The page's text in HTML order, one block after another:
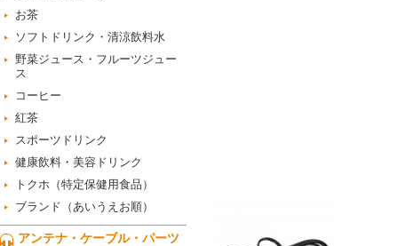
お茶
ソフトドリンク・清涼飲料水
野菜ジュース・フルーツジュー
ス
コーヒー
紅茶
スポーツドリンク
健康飲料・美容ドリンク
トクホ（特定保健用食品）
ブランド（あいうえお順）
アンテナ・ケーブル・パーツ